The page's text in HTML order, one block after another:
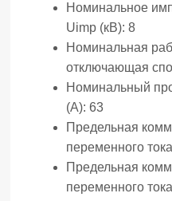
Номинальное
Uimp (кВ): 8
Номинальная
отключающая
Номинальный
(А): 63
Предельная
переменного
Предельная
переменного